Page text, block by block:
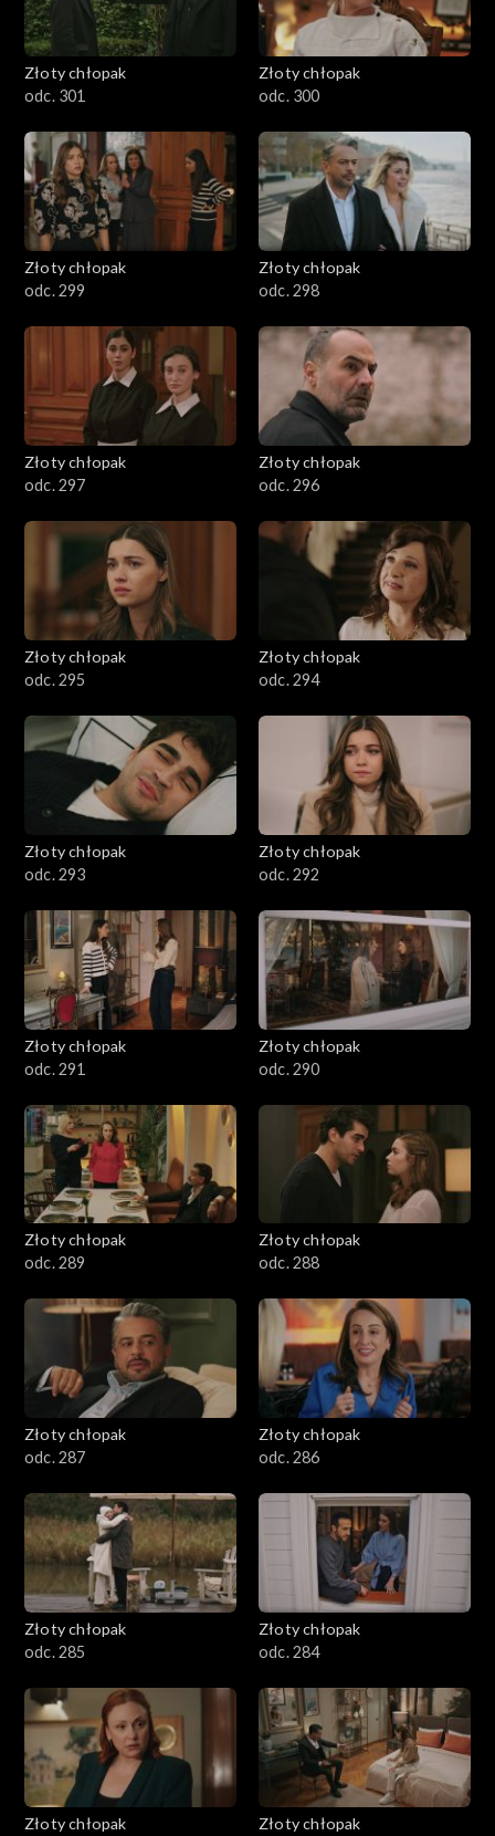
Złoty chłopak
odc. 301
Złoty chłopak
odc. 300
Złoty chłopak
odc. 299
Złoty chłopak
odc. 298
Złoty chłopak
odc. 297
Złoty chłopak
odc. 296
Złoty chłopak
odc. 295
Złoty chłopak
odc. 294
Złoty chłopak
odc. 293
Złoty chłopak
odc. 292
Złoty chłopak
odc. 291
Złoty chłopak
odc. 290
Złoty chłopak
odc. 289
Złoty chłopak
odc. 288
Złoty chłopak
odc. 287
Złoty chłopak
odc. 286
Złoty chłopak
odc. 285
Złoty chłopak
odc. 284
Złoty chłopak
Złoty chłopak